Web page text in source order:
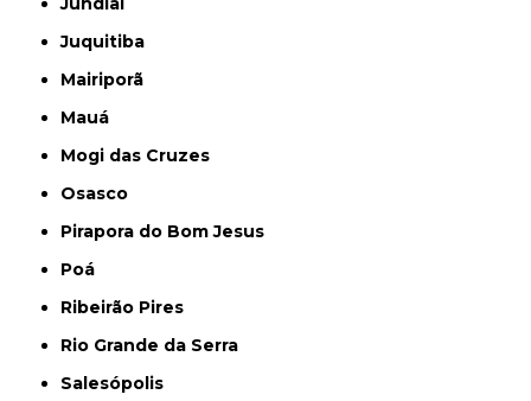
Juquitiba
Mairiporã
Mauá
Mogi das Cruzes
Osasco
Pirapora do Bom Jesus
Poá
Ribeirão Pires
Rio Grande da Serra
Salesópolis